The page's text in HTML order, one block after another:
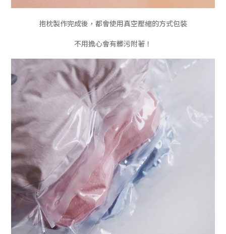
抱枕製作完成後，都會使用真空壓縮的方式包裝
不用擔心會有髒污附著！